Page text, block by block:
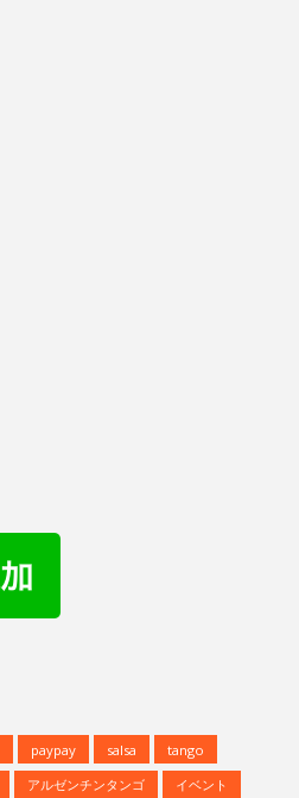
paypay salsa
tango
アルゼンチンタンゴ イベント